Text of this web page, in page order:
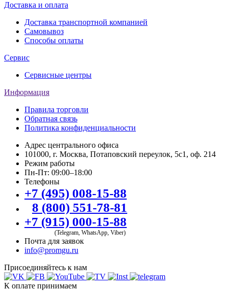
Доставка и оплата
Доставка транспортной компанией
Самовывоз
Способы оплаты
Сервис
Сервисные центры
Информация
Правила торговли
Обратная связь
Политика конфиденциальности
Адрес центрального офиса
101000, г. Москва, Потаповский переулок, 5с1, оф. 214
Режим работы
Пн-Пт: 09:00–18:00
Телефоны
+7 (495) 008-15-88
8 (800) 551-78-81
+7 (915) 000-15-88
(Telegram, WhatsApp, Viber)
Почта для заявок
info@promgu.ru
Присоединяйтесь к нам
К оплате принимаем